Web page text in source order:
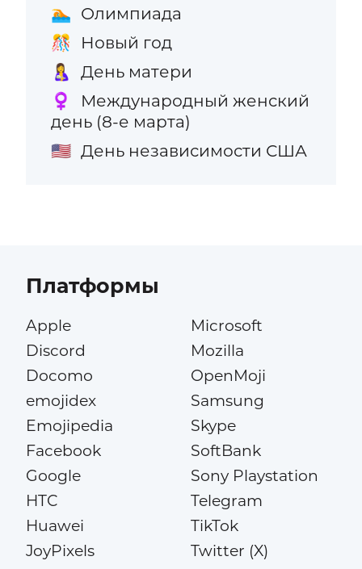
🏊 Олимпиада
🎊 Новый год
🤱 День матери
♀️
Международный женский
день (8-е марта)
🇺🇸 День независимости США
Платформы
Apple
Discord
Docomo
emojidex
Emojipedia
Facebook
Google
HTC
Huawei
JoyPixels
Microsoft
Mozilla
OpenMoji
Samsung
Skype
SoftBank
Sony Playstation
Telegram
TikTok
Twitter (X)